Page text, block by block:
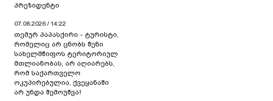
პრეზიდენტი
07.08.2026 / 14:22
თემურ პაპასქირი - ტურისტი,
რომელიც არ ცნობს შენი
სახელმწიფოს ტერიტორიულ
მთლიანობას, არ აღიარებს,
რომ საქართველო
ოკუპირებულია, ქვეყანაში
არ უნდა შემოუშვა!